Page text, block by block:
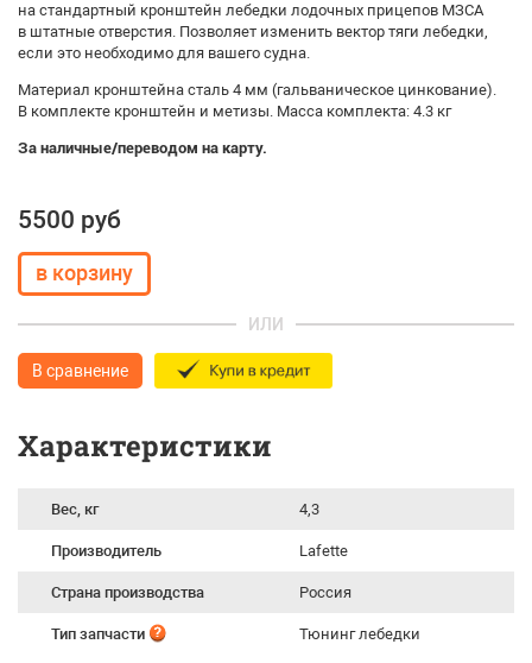
на стандартный кронштейн лебедки лодочных прицепов МЗСА
в штатные отверстия. Позволяет изменить вектор тяги лебедки,
если это необходимо для вашего судна.
Материал кронштейна сталь 4 мм (гальваническое цинкование).
В комплекте кронштейн и метизы. Масса комплекта: 4.3 кг
За наличные/переводом на карту.
5500 руб
ИЛИ
В сравнение
Характеристики
Вес, кг 4,3
Производитель Lafette
Страна производства Россия
Тип запчасти Тюнинг лебедки